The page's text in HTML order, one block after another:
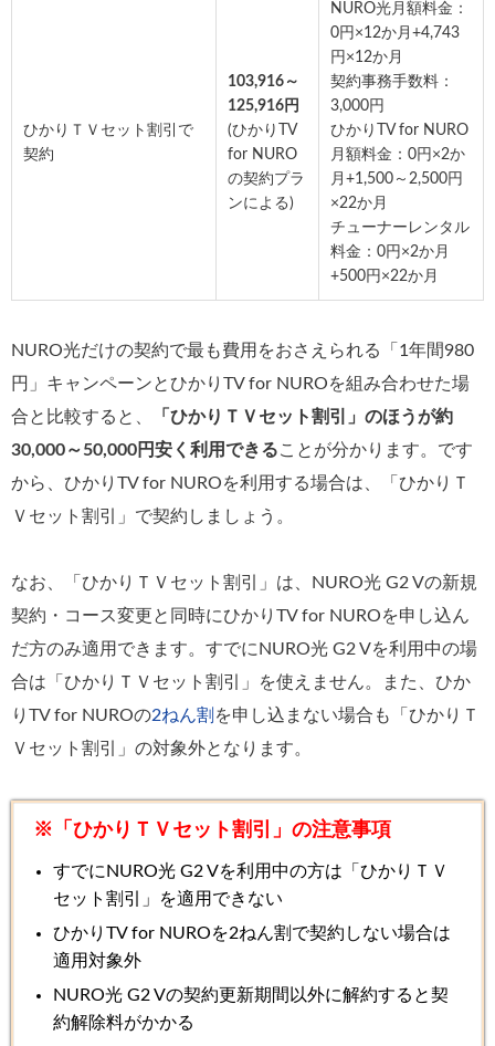
ひかりＴＶセット割引で
契約
103,916～
125,916円
(ひかりTV
for NURO
の契約プラ
ンによる)
NURO光月額料金：
0円×12か月+4,743
円×12か月
契約事務手数料：
3,000円
ひかりTV for NURO
月額料金：0円×2か
月+1,500～2,500円
×22か月
チューナーレンタル
料金：0円×2か月
+500円×22か月
NURO光だけの契約で最も費用をおさえられる「1年間980
円」キャンペーンとひかりTV for NUROを組み合わせた場
合と比較すると、
「ひかりＴＶセット割引」のほうが約
30,000～50,000円安く利用できることが分かります。です
から、ひかりTV for NUROを利用する場合は、「ひかりＴ
Ｖセット割引」で契約しましょう。
なお、「ひかりＴＶセット割引」は、NURO光 G2 Vの新規
契約・コース変更と同時にひかりTV for NUROを申し込ん
だ方のみ適用できます。すでにNURO光 G2 Vを利用中の場
合は「ひかりＴＶセット割引」を使えません。また、ひか
りTV for NUROの2ねん割 を申し込まない場合も「ひかりＴ
Ｖセット割引」の対象外となります。
※「ひかりＴＶセット割引」の注意事項
すでにNURO光 G2 Vを利用中の方は「ひかりＴＶ
セット割引」を適用できない
ひかりTV for NUROを2ねん割で契約しない場合は
適用対象外
NURO光 G2 Vの契約更新期間以外に解約すると契
約解除料がかかる